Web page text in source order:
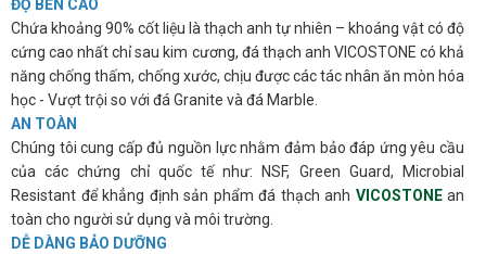
ĐỘ BỀN CAO
Chứa khoảng 90% cốt liệu là thạch anh tự nhiên – khoáng vật có độ
cứng cao nhất chỉ sau kim cương, đá thạch anh VICOSTONE có khả
năng chống thấm, chống xước, chịu được các tác nhân ăn mòn hóa
học - Vượt trội so với đá Granite và đá Marble.
AN TOÀN
Chúng tôi cung cấp đủ nguồn lực nhằm đảm bảo đáp ứng yêu cầu
của các chứng chỉ quốc tế như: NSF, Green Guard, Microbial
Resistant để khẳng định sản phẩm đá thạch anh VICOSTONE an
toàn cho người sử dụng và môi trường.
DỄ DÀNG BẢO DƯỠNG